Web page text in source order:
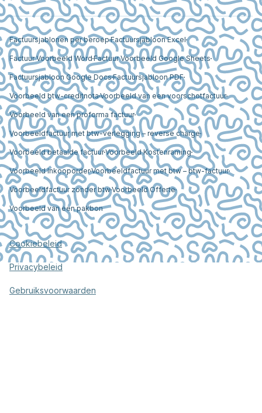
Factuursjablonen per beroepFactuursjabloon Excel
Factuur Voorbeeld Word Factuur Voorbeeld Google Sheets
Factuursjabloon Google DocsFactuursjabloon PDF
Voorbeeld btw-creditnotaVoorbeeld van een voorschotfactuur
Voorbeeld van een proforma factuur
Voorbeeldfactuur met btw-verlegging – reverse charge
Voorbeeld betaalde factuurVoorbeeld Kostenraming
Voorbeeld InkooporderVoorbeeldfactuur met btw – btw-factuur
Voorbeeldfactuur zonder btwVoorbeeld Offerte
Voorbeeld van een pakbon
Cookiebeleid
Privacybeleid
Gebruiksvoorwaarden